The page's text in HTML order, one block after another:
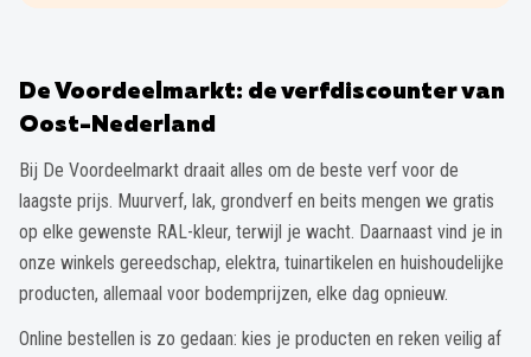
De Voordeelmarkt: de verfdiscounter van
Oost-Nederland
Bij De Voordeelmarkt draait alles om de beste verf voor de
laagste prijs. Muurverf, lak, grondverf en beits mengen we gratis
op elke gewenste RAL-kleur, terwijl je wacht. Daarnaast vind je in
onze winkels gereedschap, elektra, tuinartikelen en huishoudelijke
producten, allemaal voor bodemprijzen, elke dag opnieuw.
Online bestellen is zo gedaan: kies je producten en reken veilig af